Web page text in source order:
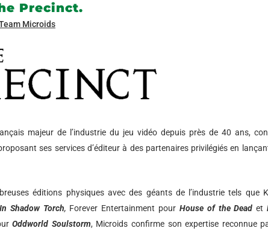
Precinct.
Microids
majeur de l’industrie du jeu vidéo depuis près de 40 ans,
ses services d’éditeur à des partenaires privilégiés en
éditions physiques avec des géants de l’industrie tels que
Shadow Torch, Forever Entertainment pour House of the Dead et
Oddworld Soulstorm, Microids confirme son expertise reconnue